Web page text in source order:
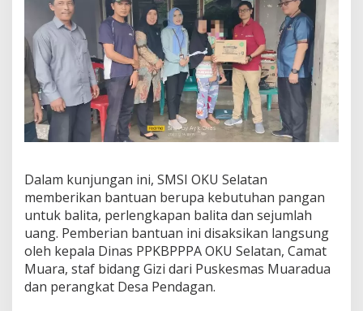
Dalam kunjungan ini, SMSI OKU Selatan
memberikan bantuan berupa kebutuhan pangan
untuk balita, perlengkapan balita dan sejumlah
uang. Pemberian bantuan ini disaksikan langsung
oleh kepala Dinas PPKBPPPA OKU Selatan, Camat
Muara, staf bidang Gizi dari Puskesmas Muaradua
dan perangkat Desa Pendagan.